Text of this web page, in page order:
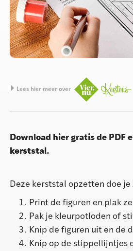
Lees hier meer over
Download hier gratis de PDF
kerststal.
Deze kerststal opzetten doe je
Print de figuren en plak
Pak je kleurpotloden of
Knip de figuren uit en de
Knip op de stippellijntjes